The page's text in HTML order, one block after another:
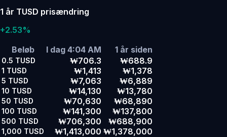
1 år TUSD prisændring
+2.53%
Beløb
I dag 4:04 AM 1 år siden
0.5 TUSD ₩706.3 ₩688.9
1 TUSD ₩1,413 ₩1,378
5 TUSD ₩7,063 ₩6,889
10 TUSD ₩14,130 ₩13,780
50 TUSD ₩70,630 ₩68,890
100 TUSD ₩141,300 ₩137,800
500 TUSD ₩706,300 ₩688,900
1,000 TUSD ₩1,413,000 ₩1,378,000